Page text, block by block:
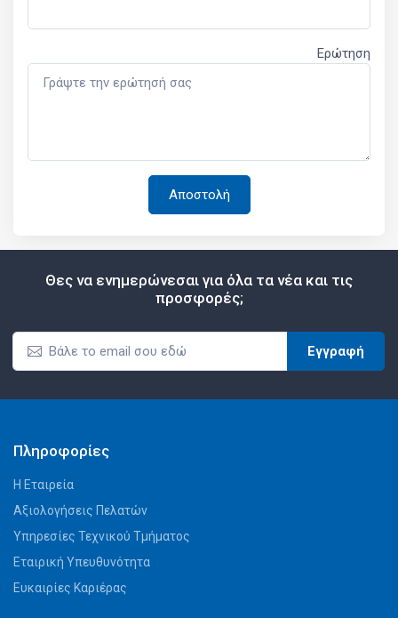
Ερώτηση
Θες να ενημερώνεσαι για όλα τα νέα και τις
προσφορές;
Εγγραφή
Πληροφορίες
Η Εταιρεία
Αξιολογήσεις Πελατών
Υπηρεσίες Τεχνικού Τμήματος
Εταιρική Υπευθυνότητα
Ευκαιρίες Καριέρας